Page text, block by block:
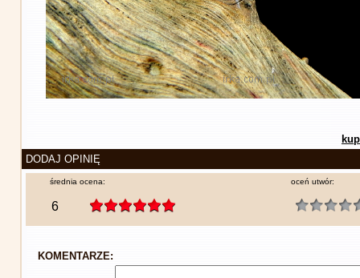
DODAJ OPINIĘ
średnia ocena:
6
oceń utwór:
KOMENTARZE: